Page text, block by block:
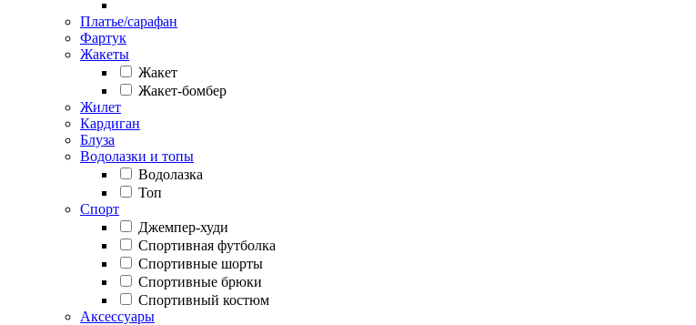
Платье/сарафан
Фартук
Жакеты
Жакет
Жакет-бомбер
Жилет
Кардиган
Блуза
Водолазки и топы
Водолазка
Топ
Спорт
Джемпер-худи
Спортивная футболка
Спортивные шорты
Спортивные брюки
Спортивный костюм
Аксессуары